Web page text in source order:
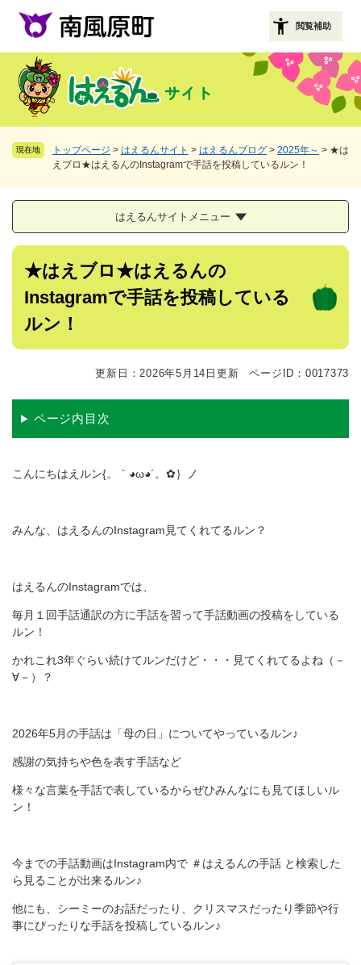
す
閲覧補助
現在地 トップページ > はえるんサイト > はえるんブログ > 2025年～ > ★は
えブロ★はえるんのInstagramで手話を投稿しているルン！
はえるんサイトメニュー
本
★はえブロ★はえるんの
Instagramで手話を投稿している
ルン！
更新日：2026年5月14日更新 ページID：0017373
ページ内目次
こんにちはえルン{。｀◕ω◕´。✿｝ノ
みんな、はえるんのInstagram見てくれてるルン？
はえるんのInstagramでは、
毎月１回手話通訳の方に手話を習って手話動画の投稿をしている
ルン！
かれこれ3年ぐらい続けてルンだけど・・・見てくれてるよね（－
∀－）？
2026年5月の手話は「母の日」についてやっているルン♪
感謝の気持ちや色を表す手話など
様々な言葉を手話で表しているからぜひみんなにも見てほしいル
ン！
今までの手話動画はInstagram内で ＃はえるんの手話 と検索した
ら見ることが出来るルン♪
他にも、シーミーのお話だったり、クリスマスだったり季節や行
事にぴったりな手話を投稿しているルン♪